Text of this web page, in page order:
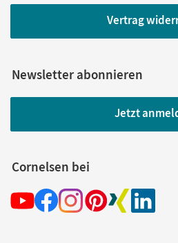
Vertrag
Newsletter abonnieren
Jetzt
Cornelsen bei